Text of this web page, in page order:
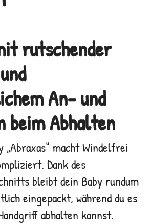
rutschender
An- und
beim Abhalten
„Abraxas“ macht Windelfrei
Dank des
bleibt dein Baby rundum
eingepackt, während du es
abhalten kannst.